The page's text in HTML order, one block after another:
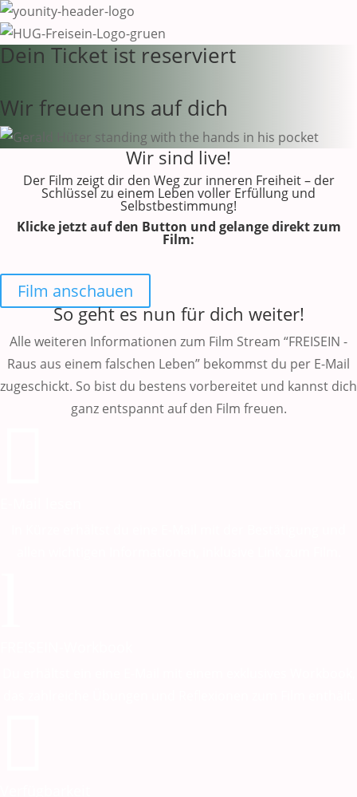
Dein Ticket ist reserviert
Wir freuen uns auf dich
Wir sind live!
Der Film zeigt dir den Weg zur inneren Freiheit – der
Schlüssel zu einem Leben voller Erfüllung und
Selbstbestimmung!
Klicke jetzt auf den Button und gelange direkt zum
Film:
Film anschauen
So geht es nun für dich weiter!
Alle weiteren Informationen zum Film Stream “FREISEIN -
Raus aus einem falschen Leben” bekommst du per E-Mail
zugeschickt. So bist du bestens vorbereitet und kannst dich
ganz entspannt auf den Film freuen.